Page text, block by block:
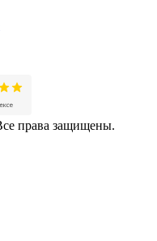
права защищены.